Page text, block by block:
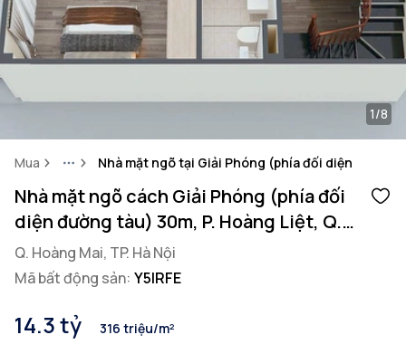
Mua MoreNhà mặt ngõ tại Giải Phóng (phía đối diện đường
1/8
Nhà mặt ngõ cách Giải Phóng (phía đối
diện đường tàu) 30m, P. Hoàng Liệt, Q.
Hoàng Mai, TP. Hà Nội
Q. Hoàng Mai, TP. Hà Nội
Mã bất động sản: Y5IRFE
14.3 tỷ 316 triệu/m²